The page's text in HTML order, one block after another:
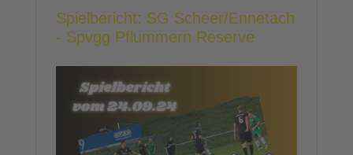
Spielbericht: SG Scheer/Ennetach
- Spvgg Pflummern Reserve